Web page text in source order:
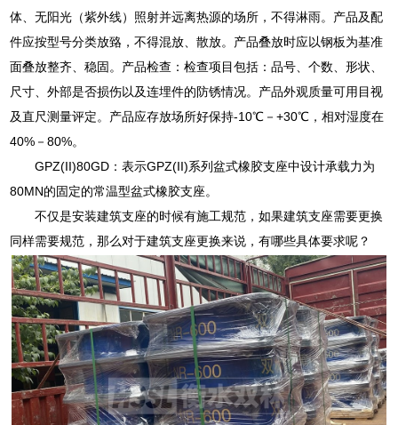
体、无阳光（紫外线）照射并远离热源的场所，不得淋雨。产品及配
件应按型号分类放臵，不得混放、散放。产品叠放时应以钢板为基准
面叠放整齐、稳固。产品检查：检查项目包括：品号、个数、形状、
尺寸、外部是否损伤以及连埋件的防锈情况。产品外观质量可用目视
及直尺测量评定。产品应存放场所好保持-10℃－+30℃，相对湿度在
40%－80%。
GPZ(II)80GD：表示GPZ(II)系列盆式橡胶支座中设计承载力为
80MN的固定的常温型盆式橡胶支座。
不仅是安装建筑支座的时候有施工规范，如果建筑支座需要更换
同样需要规范，那么对于建筑支座更换来说，有哪些具体要求呢？